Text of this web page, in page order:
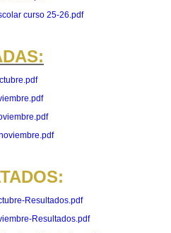
curso 25-26.pdf
Resultados.pdf
Resultados.pdf